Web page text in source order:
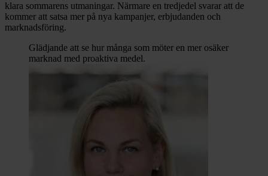
klara sommarens utmaningar. Närmare en tredjedel svarar att de
kommer att satsa mer på nya kampanjer, erbjudanden och
marknadsföring.
Glädjande att se hur många som möter en mer osäker
marknad med proaktiva medel.